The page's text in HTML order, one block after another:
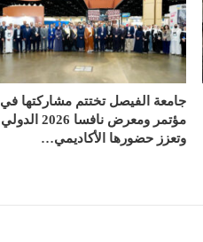
جامعة الفيصل تختتم مشاركتها في
مؤتمر ومعرض نافسا 2026 الدولي
وتعزز حضورها الأكاديمي…